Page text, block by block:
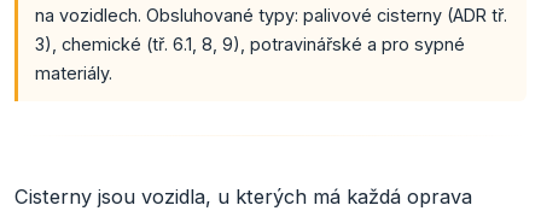
na vozidlech. Obsluhované typy: palivové cisterny (ADR tř.
3), chemické (tř. 6.1, 8, 9), potravinářské a pro sypné
materiály.
Cisterny jsou vozidla, u kterých má každá oprava